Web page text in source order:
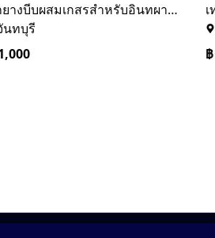
ลูกยางบีบผสมเกสรสำหรับอินทผาลัม,อินทผาลัม,ผสมเกสร,ช่อ,เนื้อเยื่อ
นทบุรี
฿